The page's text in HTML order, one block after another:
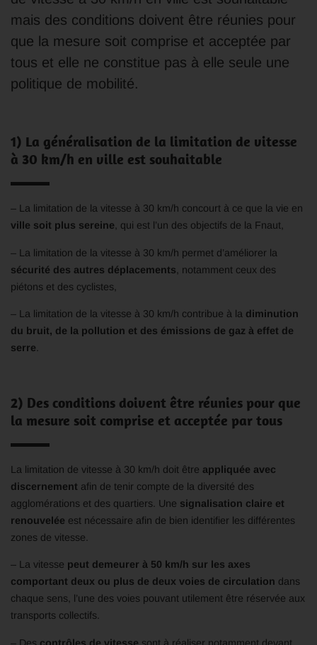
mais des conditions doivent être réunies pour
que la mesure soit comprise et acceptée par
tous et elle ne constitue pas à elle seule une
politique de mobilité.
1) La généralisation de la limitation de vitesse
à 30 km/h en ville est souhaitable
– La limitation de la vitesse à 30 km/h concourt à ce que la vie en
ville soit plus sereine, qui est l’un des objectifs de la Fnaut,
– La limitation de la vitesse à 30 km/h permet d’améliorer la
sécurité des autres déplacements , notamment ceux des
piétons et des cyclistes,
– La limitation de la vitesse à 30 km/h contribue à la diminution
du bruit, de la pollution et des émissions de gaz à effet de
serre
2) Des conditions doivent être réunies pour que
la mesure soit comprise et acceptée par tous
La limitation de vitesse à 30 km/h doit être appliquée avec
discernement afin de tenir compte de la diversité des
agglomérations et des quartiers. Une signalisation claire et
renouvelée est nécessaire afin de bien identifier les différentes
zones de vitesse.
– La vitesse peut demeurer à 50 km/h sur les axes
comportant deux ou plus de deux voies de circulation dans
chaque sens, l’une des voies pouvant utilement être réservée aux
transports collectifs.
– Des contrôles de vitesse sont à réaliser notamment devant